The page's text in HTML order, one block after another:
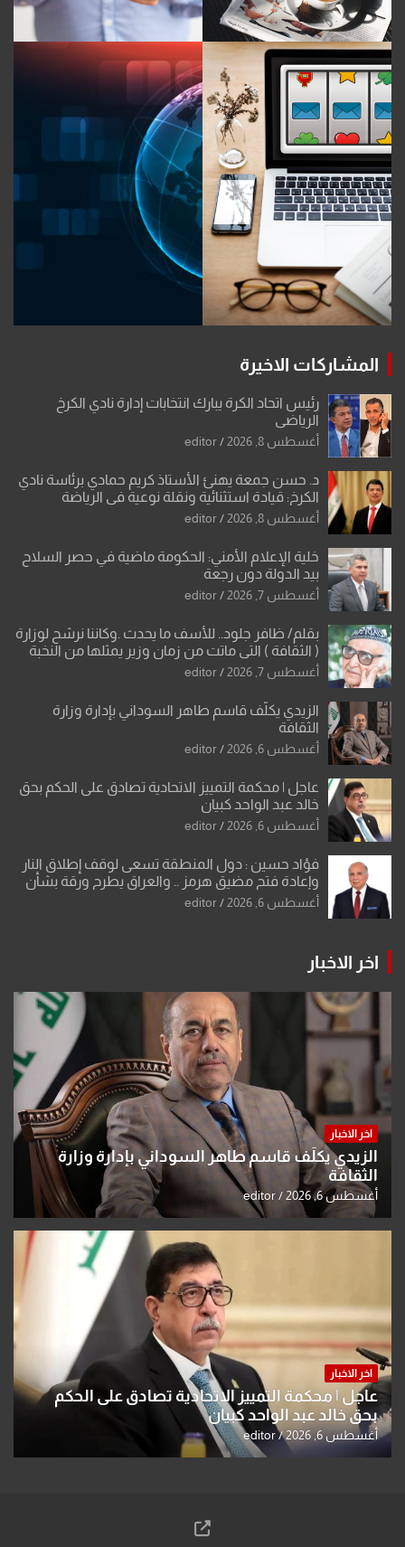
المشاركات الاخيرة
رئيس اتحاد الكرة يبارك انتخابات إدارة نادي الكرخ
الرياضي
أغسطس 8, 2026 editor
د. حسن جمعة يهنئ الأستاذ كريم حمادي برئاسة نادي
الكرخ: قيادة استثنائية ونقلة نوعية في الرياضة
العراقية
أغسطس 8, 2026 editor
خلية الإعلام الأمني: الحكومة ماضية في حصر السلاح
بيد الدولة دون رجعة
أغسطس 7, 2026 editor
بقلم/ ظافر جلود.. للأسف ما يحدث .وكاننا نرشح لوزارة
( الثقافة ) التي ماتت من زمان وزير يمثلها من النخبة
والإرث العظيم للثقافة العراقية..
أغسطس 7, 2026 editor
الزيدي يكلّف قاسم طاهر السوداني بإدارة وزارة
الثقافة
أغسطس 6, 2026 editor
عاجل | محكمة التمييز الاتحادية تصادق على الحكم بحق
خالد عبد الواحد كبيان
أغسطس 6, 2026 editor
فؤاد حسين : دول المنطقة تسعى لوقف إطلاق النار
وإعادة فتح مضيق هرمز .. والعراق يطرح ورقة بشأن
تحولات القدس
أغسطس 6, 2026 editor
اخر الاخبار
اخر الاخبار
الزيدي يكلّف قاسم طاهر السوداني بإدارة وزارة
الثقافة
أغسطس 6, 2026 editor
اخر الاخبار
عاجل | محكمة التمييز الاتحادية تصادق على الحكم
بحق خالد عبد الواحد كبيان
أغسطس 6, 2026 editor